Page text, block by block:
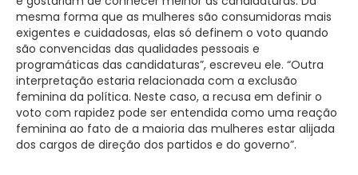
mesma forma que as mulheres são consumidoras mais
exigentes e cuidadosas, elas só definem o voto quando
são convencidas das qualidades pessoais e
programáticas das candidaturas”, escreveu ele. “Outra
interpretação estaria relacionada com a exclusão
feminina da política. Neste caso, a recusa em definir o
voto com rapidez pode ser entendida como uma reação
feminina ao fato de a maioria das mulheres estar alijada
dos cargos de direção dos partidos e do governo”.